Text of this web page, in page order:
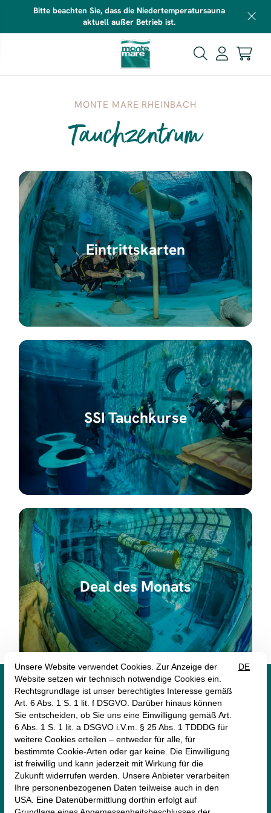
Bitte beachten Sie, dass die Niedertemperatursauna
aktuell außer Betrieb ist.
Tauchzentrum
MONTE MARE RHEINBACH
Eintrittskarten
SSI Tauchkurse
Deal des Monats
   
monte mare Rheinbach
Münstereifeler Straße 69
53359 Rheinbach
+49 (2226) 9030 -0